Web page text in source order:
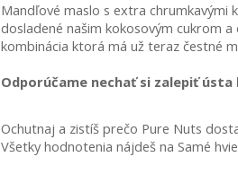
Mandľové maslo s extra chrumkavými
dosladené našim kokosovým cukrom
kombinácia ktorá má už teraz čestné
Odporúčame nechať si zalepiť
Ochutnaj a zistíš prečo Pure Nuts
Všetky hodnotenia nájdeš na Samé